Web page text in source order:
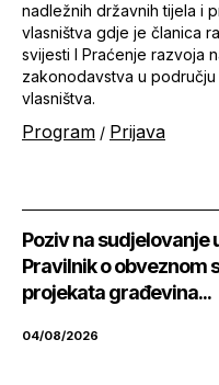
nadležnih državnih tijela i
vlasništva gdje je članica
svijesti I Praćenje razvoja
zakonodavstva u
vlasništva.
Program / Prijava
Poziv na sudjelovanje
Pravilnik o obveznom
projekata građevina...
04/08/2026